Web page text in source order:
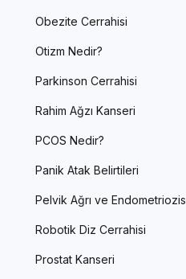
Obezite Cerrahisi
Otizm Nedir?
Parkinson Cerrahisi
Rahim Ağzı Kanseri
PCOS Nedir?
Panik Atak Belirtileri
Pelvik Ağrı ve Endometriozis
Robotik Diz Cerrahisi
Prostat Kanseri